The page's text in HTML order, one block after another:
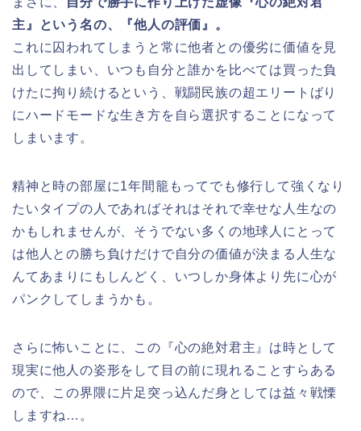
主』という名の、『他人の評価』。
これに囚われてしまうと常に他者との優劣に価値を見
出してしまい、いつも自分と誰かを比べては買った負
けたに拘り続けるという、戦闘民族の超エリートばり
にハードモードな生き方を自ら選択することになって
しまいます。
精神と時の部屋に1年間籠もってでも修行して強くなり
たいタイプの人であればそれはそれで幸せな人生なの
かもしれませんが、そうでない多くの地球人にとって
は他人との勝ち負けだけで自分の価値が決まる人生な
んてあまりにもしんどく、いつしか身体より先に心が
パンクしてしまうかも。
さらに怖いことに、この『心の絶対君主』は時として
現実に他人の姿形をして目の前に現れることすらある
ので、この界隈に片足突っ込んだ身としては益々戦慄
しますね…。